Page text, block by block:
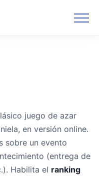
juego de azar
en versión online.
sobre un evento
(entrega de
Habilita el ranking